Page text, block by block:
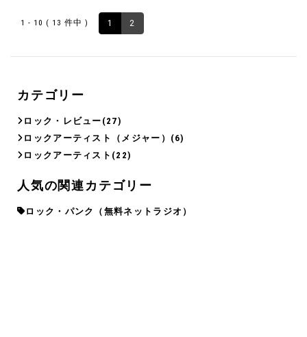
1 - 10 ( 13 件中 ) 1 2
カテゴリー
ロック・レビュー (27)
ロックアーティスト（メジャー） (6)
ロックアーティスト (22)
人気の関連カテゴリー
ロック・パンク（無料ネットラジオ）